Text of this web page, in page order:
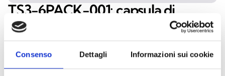
Consenso Dettagli Informazioni sui cookie
TS3-6PACK-001: capsula di
ricambio per generazione fumo
Produce uno stimolo non tossico per i rivelatori di
fumo, ideale per test sicuri ed efficaci. Ogni
capsula consente di effettuare da 500 a 1000